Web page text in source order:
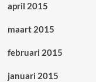
april 2015
maart 2015
februari 2015
januari 2015